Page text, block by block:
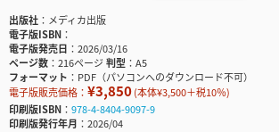
出版社
メディカ出版
電子版ISBN
電子版発売日
2026/03/16
ページ数
216ページ判型
A5
フォーマット
PDF（パソコンへのダウンロード不可）
電子版販売価格： ¥3,850(本体¥3,500＋税10％)
印刷版ISBN
978-4-8404-9097-9
印刷版発行年月
2026/04